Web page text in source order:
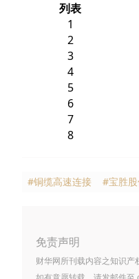
列表
1
2
3
4
5
6
7
8
#铜缆高速连接 #宝胜
免责声明
财华网所刊载内容之知识产